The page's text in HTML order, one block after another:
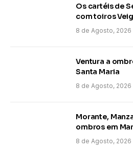
Os cartéis de
com toiros
8 de Agosto, 2026
Ventura a
Santa Maria
8 de Agosto, 2026
Morante,
ombros em
8 de Agosto, 2026